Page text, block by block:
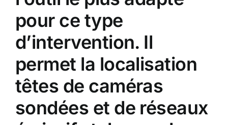
pour ce type
d’intervention. Il
permet la localisation
têtes de caméras
sondées et de réseaux